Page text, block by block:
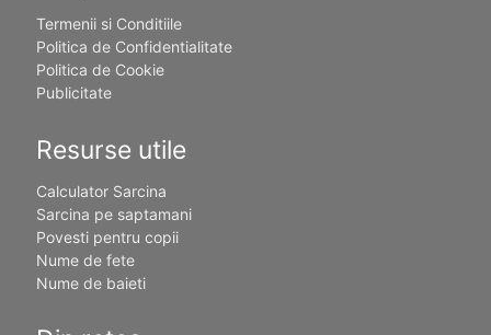
Termenii si Conditiile
Politica de Confidentialitate
Politica de Cookie
Publicitate
Resurse utile
Calculator Sarcina
Sarcina pe saptamani
Povesti pentru copii
Nume de fete
Nume de baieti